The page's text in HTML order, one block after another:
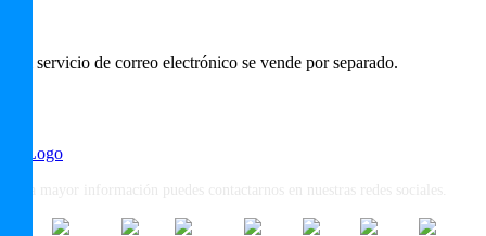
*El servicio de correo electrónico se vende por separado.